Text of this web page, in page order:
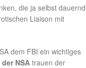
die ja selbst dauernd
Liaison mit
dem FBI ein wichtiges
NSA trauen der